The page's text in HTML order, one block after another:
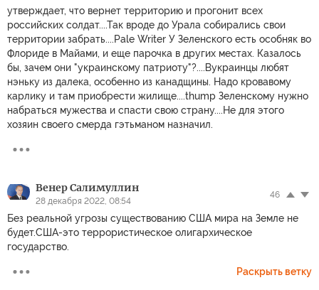
утверждает, что вернет территорию и прогонит всех
российских солдат....Так вроде до Урала собирались свои
территории забрать....Pale Writer У Зеленского есть особняк во
Флориде в Майами, и еще парочка в других местах. Казалось
бы, зачем они "украинскому патриоту"?....Вукраинцы любят
нэньку из далека, особенно из канадщины. Надо кровавому
карлику и там приобрести жилище....thump Зеленскому нужно
набраться мужества и спасти свою страну....Не для этого
хозяин своего смерда гэтьманом назначил.
Венер Салимуллин
28 декабря 2022, 08:54
46
Без реальной угрозы существованию США мира на Земле не
будет.США-это террористическое олигархическое
государство.
Раскрыть ветку